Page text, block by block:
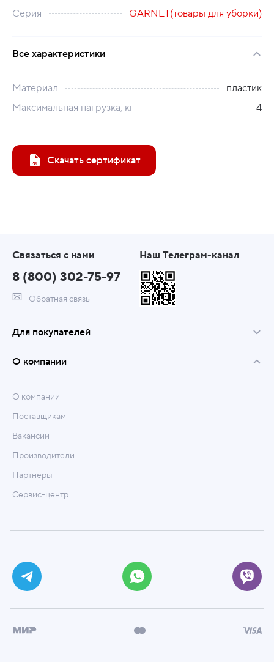
Серия
GARNET(товары для уборки)
Все характеристики
Материал
пластик
Максимальная нагрузка, кг
4
Скачать сертификат
Связаться с нами
8 (800) 302-75-97
Обратная связь
Наш Телеграм-канал
Для покупателей
О компании
О компании
Поставщикам
Вакансии
Производители
Партнеры
Сервис-центр